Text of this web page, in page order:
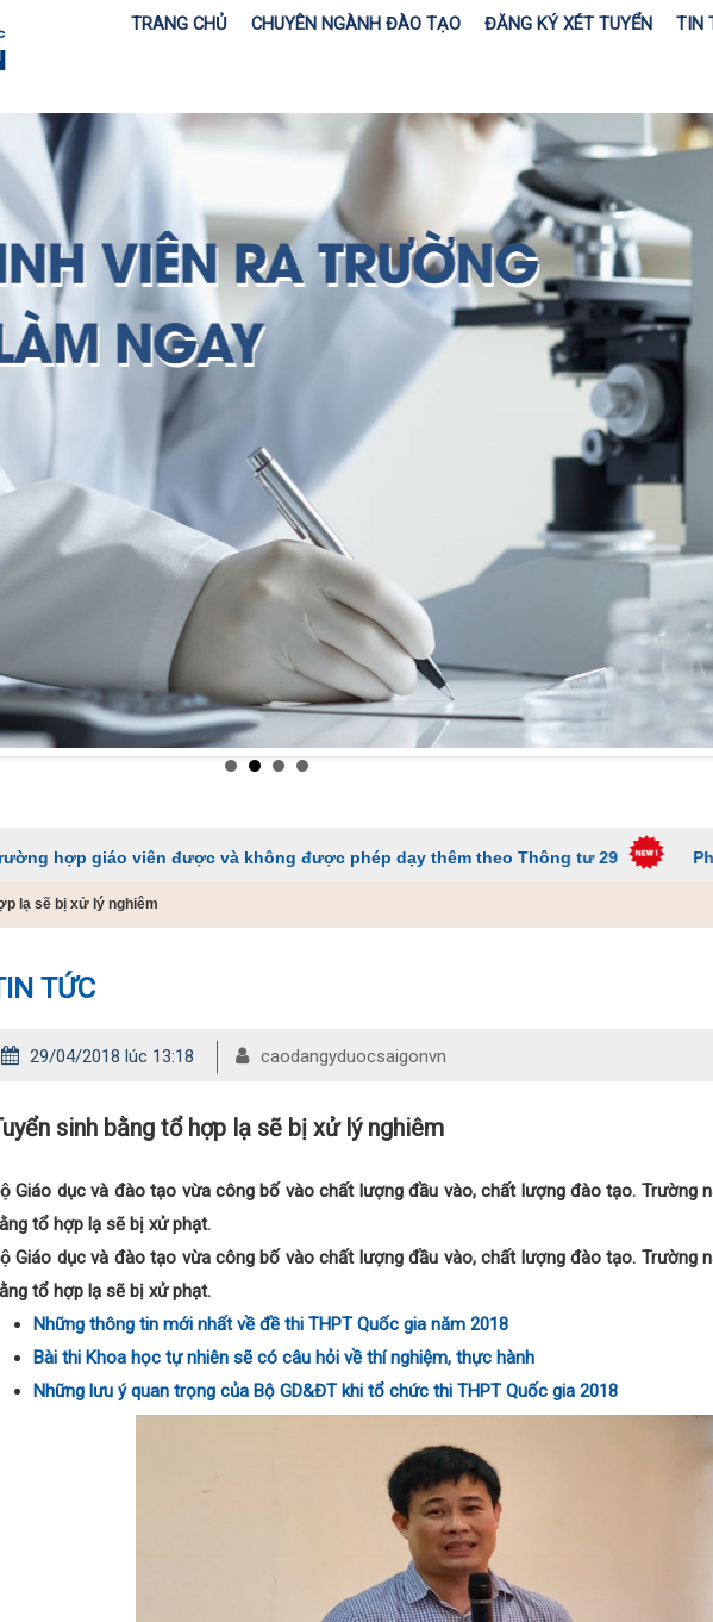
TRANG CHỦ CHUYÊN NGÀNH ĐÀO TẠO ĐĂNG KÝ XÉT TUYỂN TIN
viên được và không được phép dạy thêm theo Thông tư 29 Phương
lạ sẽ bị xử lý nghiêm
TỨC
29/04/2018 lúc 13:18 caodangyduocsaigonvn
sinh bằng tổ hợp lạ sẽ bị xử lý nghiêm
Giáo dục và đào tạo vừa công bố vào chất lượng đầu vào, chất lượng đào tạo. Trường
tổ hợp lạ sẽ bị xử phạt.
Giáo dục và đào tạo vừa công bố vào chất lượng đầu vào, chất lượng đào tạo. Trường
tổ hợp lạ sẽ bị xử phạt.
Những thông tin mới nhất về đề thi THPT Quốc gia năm 2018
Bài thi Khoa học tự nhiên sẽ có câu hỏi về thí nghiệm, thực hành
Những lưu ý quan trọng của Bộ GD&ĐT khi tổ chức thi THPT Quốc gia 2018